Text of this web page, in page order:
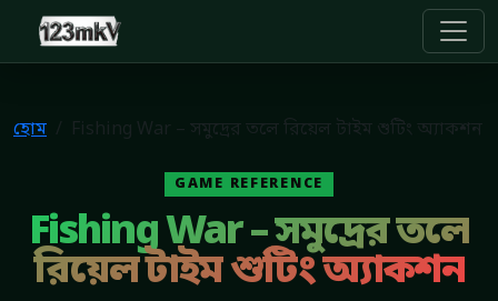
123mkv
হোম Fishing War – সমুদ্রের তলে রিয়েল টাইম শুটিং অ্যাকশন
GAME REFERENCE
Fishing War – সমুদ্রের তলে
রিয়েল টাইম শুটিং অ্যাকশন